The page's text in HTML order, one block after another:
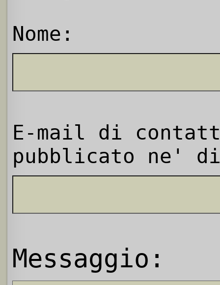
Nome:
E-mail di
pubblicato ne'
Messaggio: